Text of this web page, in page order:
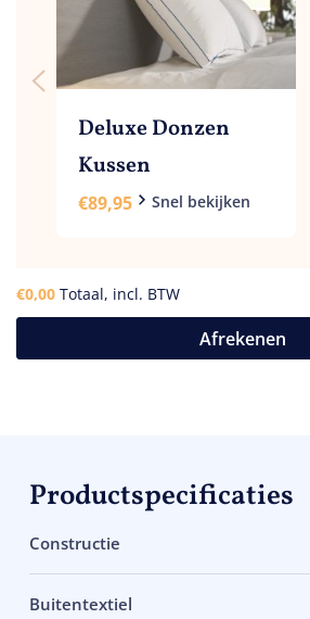
Deluxe Donzen
Kussen
€89,95 Snel bekijken
€0,00 Totaal, incl. BTW
Afrekenen
Productspecificaties
Constructie
Buitentextiel